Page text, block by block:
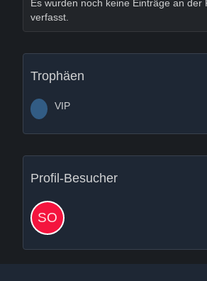
Es wurden noch keine Einträge an der
verfasst.
Trophäen
VIP
Profil-Besucher